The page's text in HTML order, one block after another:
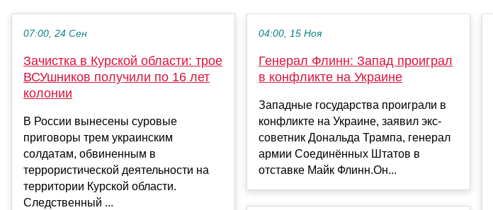
07:00, 24 Сен
Зачистка в Курской области: трое
ВСУшников получили по 16 лет
колонии
В России вынесены суровые
приговоры трем украинским
солдатам, обвиненным в
террористической деятельности на
территории Курской области.
Следственный ...
04:00, 15 Ноя
Генерал Флинн: Запад проиграл
в конфликте на Украине
Западные государства проиграли в
конфликте на Украине, заявил экс-
советник Дональда Трампа, генерал
армии Соединённых Штатов в
отставке Майк Флинн.Он...